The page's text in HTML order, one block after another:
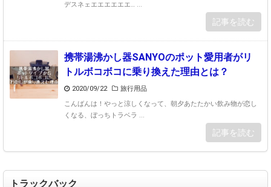
デスネェエエエエエエ… ...
記事を読む
携帯湯沸かし器SANYOのポット愛用者がリ
トルボコボコに乗り換えた理由とは？
2020/09/22
旅行用品
こんばんは！やっと涼しくなって、朝夕あたたかい飲み物が恋し
くなる、ぼっちトラベラ ...
記事を読む
トラックバック